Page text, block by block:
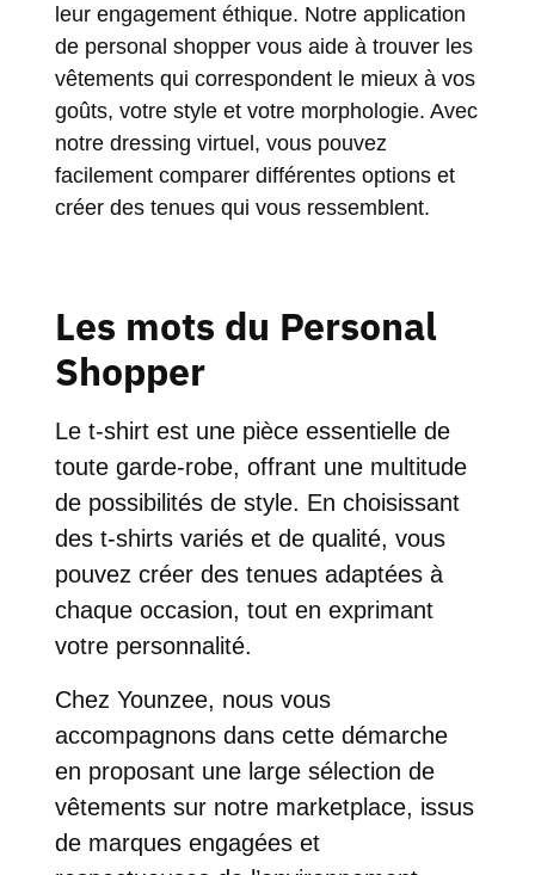
leur engagement éthique. Notre application
de personal shopper vous aide à trouver les
vêtements qui correspondent le mieux à vos
goûts, votre style et votre morphologie. Avec
notre dressing virtuel, vous pouvez
facilement comparer différentes options et
créer des tenues qui vous ressemblent.
Les mots du Personal
Shopper
Le t-shirt est une pièce essentielle de
toute garde-robe, offrant une multitude
de possibilités de style. En choisissant
des t-shirts variés et de qualité, vous
pouvez créer des tenues adaptées à
chaque occasion, tout en exprimant
votre personnalité.
Chez Younzee, nous vous
accompagnons dans cette démarche
en proposant une large sélection de
vêtements sur notre marketplace, issus
de marques engagées et